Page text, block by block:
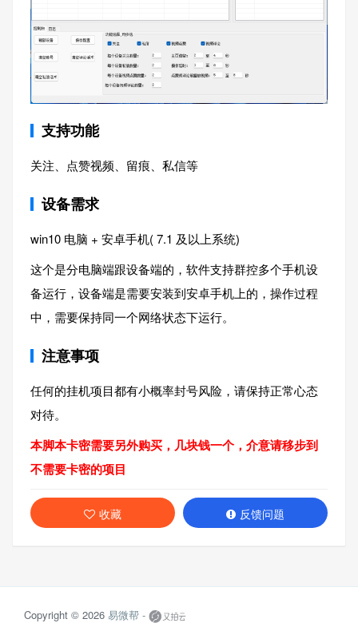
支持功能
关注、点赞视频、留痕、私信等
设备需求
win10 电脑 + 安卓手机( 7.1 及以上系统)
这个是分电脑端跟设备端的，软件支持群控多个手机设
备运行，设备端是需要安装到安卓手机上的，操作过程
中，需要保持同一个网络状态下运行。
注意事项
任何的挂机项目都有小概率封号风险，请保持正常心态
对待。
本脚本卡密需要另外购买，几块钱一个，介意请移步到
不需要卡密的项目
收藏 反馈问题
Copyright © 2026 易微帮 -